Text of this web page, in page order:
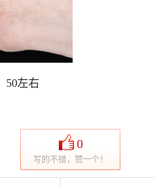
50左右
0
写的不错，赞一个！